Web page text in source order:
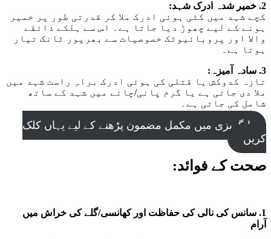
2. خمیر شدہ ادرک شہد:
کچے شہد میں کٹی ہوئی ادرک ملا کر قدرتی طور پر خمیر
ہونے کے لیے چھوڑ دیا جاتا ہے۔ اس سے ہلکے ذائقے
والا اور پروبائیوٹک خصوصیات سے بھرپور ٹانک تیار
ہوتا ہے۔
3. سادہ آمیزہ:
تازہ کدوکش یا قتلی کی ہوئی ادرک براہِ راست شہد میں
ملا دی جاتی ہے یا گرم پانی/چائے میں شہد کے ساتھ
شامل کی جاتی ہے۔
انگریزی میں مکمل مضمون پڑھنے کے لیے یہاں کلک
کریں
صحت کے فوائد:
1. سانس کی نالی کی حفاظت اور کھانسی/گلے کی خراش میں
آرام